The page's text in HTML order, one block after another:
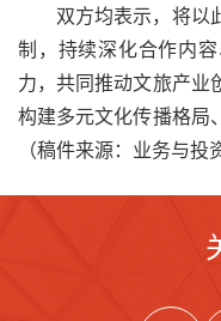
双方均表示，将以
制，持续深化合作内
力，共同推动文旅产业
构建多元文化传播格局
（稿件来源：业务与投